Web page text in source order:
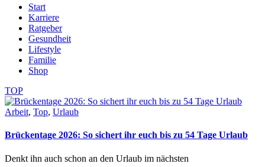
Start
Karriere
Ratgeber
Gesundheit
Lifestyle
Familie
Shop
TOP
Arbeit, Top, Urlaub
Brückentage 2026: So sichert ihr euch bis zu 54 Tage Urlaub
Denkt ihn auch schon an den Urlaub im nächsten